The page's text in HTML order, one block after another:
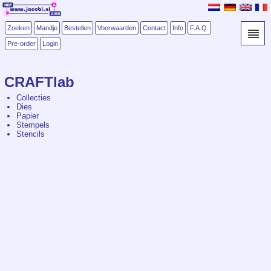
Zoeken Mandje Bestellen Voorwaarden Contact Info F.A.Q.
Pre-order Login
CRAFTlab
Collecties
Dies
Papier
Stempels
Stencils